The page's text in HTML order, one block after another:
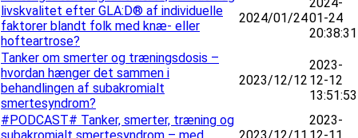
livskvalitet efter GLA:D® af individuelle
faktorer blandt folk med knæ- eller
hofteartrose?
2024/01/2401-24
20:38:31
Tanker om smerter og træningsdosis –
hvordan hænger det sammen i
behandlingen af subakromialt
smertesyndrom?
2023/12/12
2023-
12-12
13:51:53
#PODCAST# Tanker, smerter, træning og
2023-